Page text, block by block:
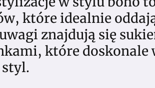
które idealnie
znajdują się
które doskonale